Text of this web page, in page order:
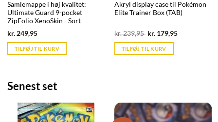
Samlemappe i høj kvalitet:
Ultimate Guard 9-pocket
ZipFolio XenoSkin - Sort
kr. 249,95Current
is:
kr. 39,95.
TILFØJ TIL KURV
Akryl display case til Pokémon
Elite Trainer Box (TAB)
kr.239,95 Original
was:
kr. 239,95.
kr.179,95Current
TILFØJ TIL KURV
Senest set